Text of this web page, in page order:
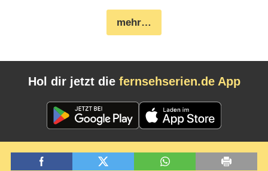
mehr…
Hol dir jetzt die fernsehserien.de App